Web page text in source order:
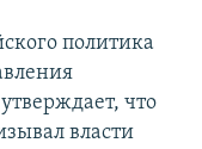
политика
что
власти